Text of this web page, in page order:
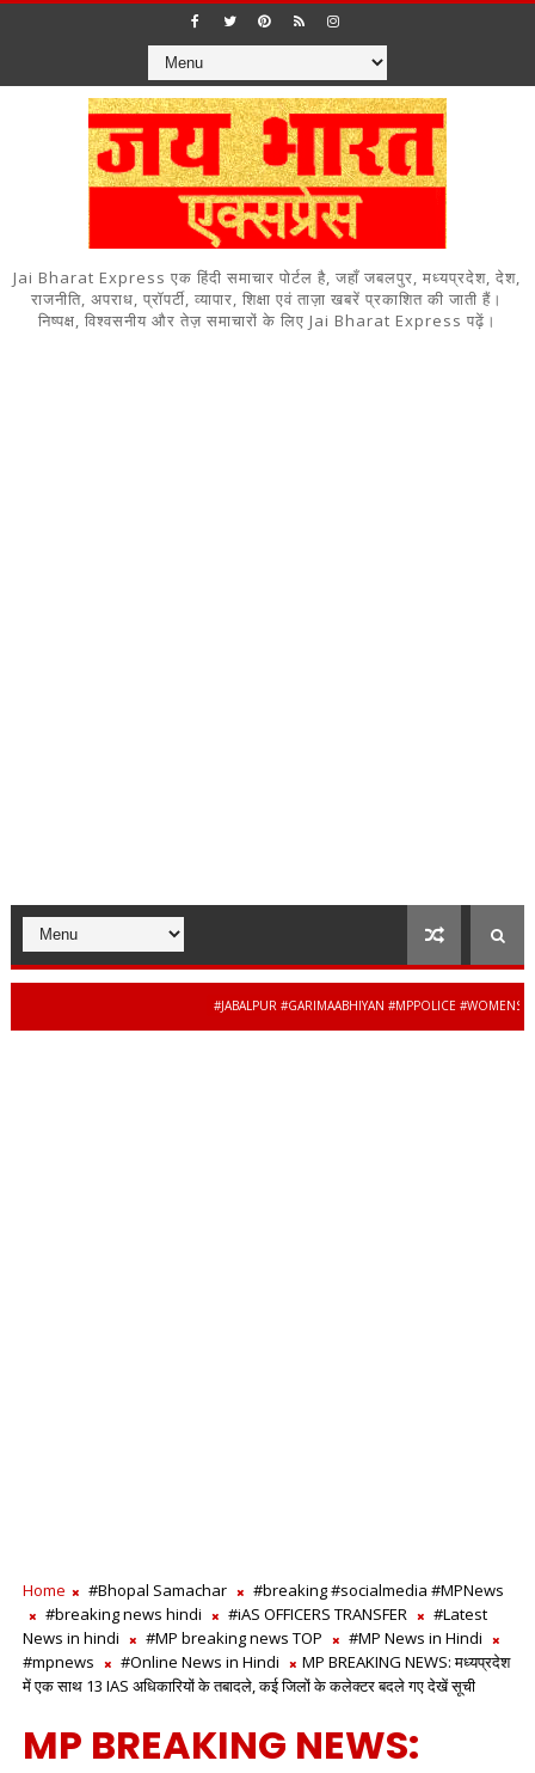
Jai Bharat Express एक हिंदी समाचार पोर्टल है, जहाँ जबलपुर, मध्यप्रदेश, देश,
राजनीति, अपराध, प्रॉपर्टी, व्यापार, शिक्षा एवं ताज़ा खबरें प्रकाशित की जाती हैं।
निष्पक्ष, विश्वसनीय और तेज़ समाचारों के लिए Jai Bharat Express पढ़ें।
#JABALPUR #GARIMAABHIYAN #MPPOLICE #WOMENSAFETY
Home #Bhopal Samachar
#breaking #socialmedia #MPNews
#breaking news hindi
#iAS OFFICERS TRANSFER
#Latest
News in hindi
#MP breaking news TOP
#MP News in Hindi
#mpnews
#Online News in Hindi
MP BREAKING NEWS: मध्यप्रदेश
में एक साथ 13 IAS अधिकारियों के तबादले, कई जिलों के कलेक्टर बदले गए देखें सूची
MP BREAKING NEWS: